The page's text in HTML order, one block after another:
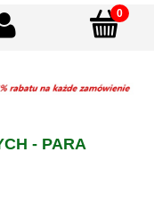
- PARA